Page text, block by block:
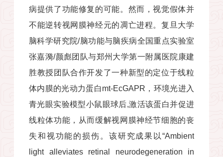
病提供了功能修复的可能。然而，视觉假体并
不能逆转视网膜神经元的凋亡进程。复旦大学
脑科学研究院/脑功能与脑疾病全国重点实验室
张嘉漪/颜彪团队与郑州大学第一附属医院康建
胜教授团队合作开发了一种新型的定位于线粒
体内膜的光动力蛋白mt-EcGAPR，环境光进入
青光眼实验模型小鼠眼球后,激活该蛋白并促进
线粒体功能，从而缓解视网膜神经节细胞的丧
失和视功能的损伤。该研究成果以“Ambient
light alleviates retinal neurodegeneration in